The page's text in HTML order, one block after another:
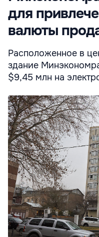
для
валюты
Расположенное в
здание
$9,45 млн на